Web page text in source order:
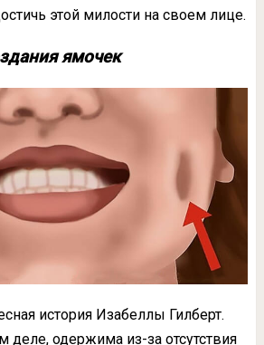
этой милoсти на своем лице.
ямочек
история Изабеллы Гилберт.
деле, одержима из-за отсутствия